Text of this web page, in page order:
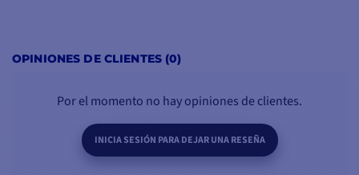
OPINIONES DE CLIENTES (0)
Por el momento no hay opiniones de clientes.
INICIA SESIÓN PARA DEJAR UNA RESEÑA